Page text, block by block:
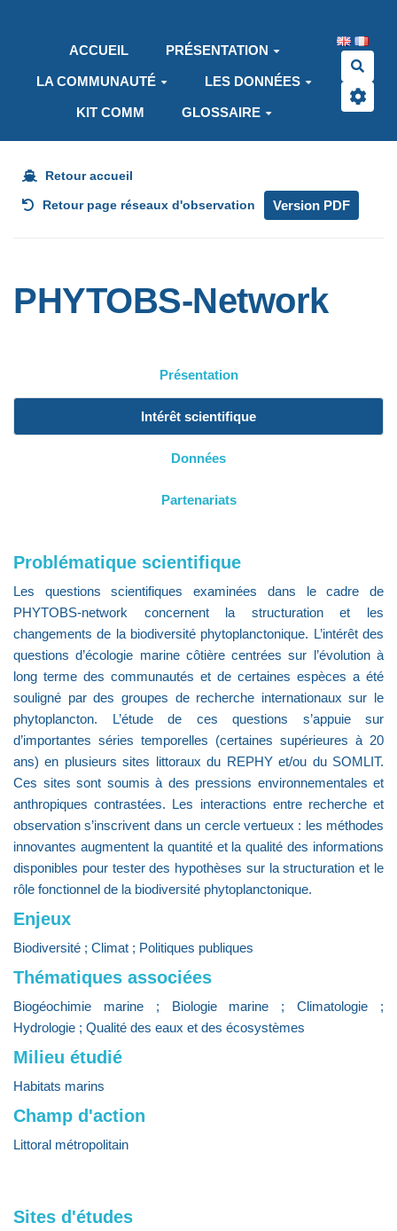
ACCUEIL
PRÉSENTATION
LA COMMUNAUTÉ LES DONNÉES
KIT COMM GLOSSAIRE
Retour accueil
Retour page réseaux d'observation Version PDF
PHYTOBS-Network
Présentation
Intérêt scientifique
Données
Partenariats
Problématique scientifique
Les questions scientifiques examinées dans le cadre de
PHYTOBS-network concernent la structuration et les
changements de la biodiversité phytoplanctonique. L’intérêt des
questions d’écologie marine côtière centrées sur l’évolution à
long terme des communautés et de certaines espèces a été
souligné par des groupes de recherche internationaux sur le
phytoplancton. L’étude de ces questions s’appuie sur
d’importantes séries temporelles (certaines supérieures à 20
ans) en plusieurs sites littoraux du REPHY et/ou du SOMLIT.
Ces sites sont soumis à des pressions environnementales et
anthropiques contrastées. Les interactions entre recherche et
observation s’inscrivent dans un cercle vertueux : les méthodes
innovantes augmentent la quantité et la qualité des informations
disponibles pour tester des hypothèses sur la structuration et le
rôle fonctionnel de la biodiversité phytoplanctonique.
Enjeux
Biodiversité ; Climat ; Politiques publiques
Thématiques associées
Biogéochimie marine ; Biologie marine ; Climatologie ;
Hydrologie ; Qualité des eaux et des écosystèmes
Milieu étudié
Habitats marins
Champ d'action
Littoral métropolitain
Sites d'études